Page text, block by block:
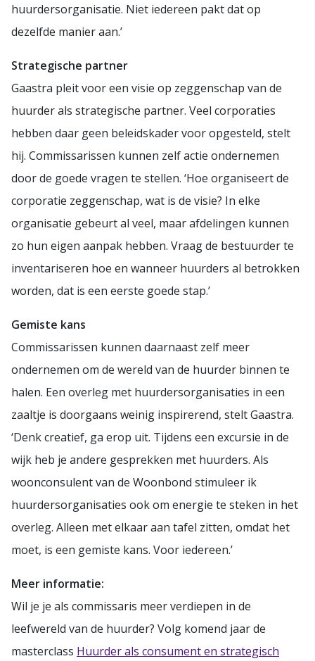
huurdersorganisatie. Niet iedereen pakt dat op
dezelfde manier aan.’
Strategische partner
Gaastra pleit voor een visie op zeggenschap van de
huurder als strategische partner. Veel corporaties
hebben daar geen beleidskader voor opgesteld, stelt
hij. Commissarissen kunnen zelf actie ondernemen
door de goede vragen te stellen. ‘Hoe organiseert de
corporatie zeggenschap, wat is de visie? In elke
organisatie gebeurt al veel, maar afdelingen kunnen
zo hun eigen aanpak hebben. Vraag de bestuurder te
inventariseren hoe en wanneer huurders al betrokken
worden, dat is een eerste goede stap.’
Gemiste kans
Commissarissen kunnen daarnaast zelf meer
ondernemen om de wereld van de huurder binnen te
halen. Een overleg met huurdersorganisaties in een
zaaltje is doorgaans weinig inspirerend, stelt Gaastra.
‘Denk creatief, ga erop uit. Tijdens een excursie in de
wijk heb je andere gesprekken met huurders. Als
woonconsulent van de Woonbond stimuleer ik
huurdersorganisaties ook om energie te steken in het
overleg. Alleen met elkaar aan tafel zitten, omdat het
moet, is een gemiste kans. Voor iedereen.’
Meer informatie:
Wil je je als commissaris meer verdiepen in de
leefwereld van de huurder? Volg komend jaar de
masterclass Huurder als consument en strategisch